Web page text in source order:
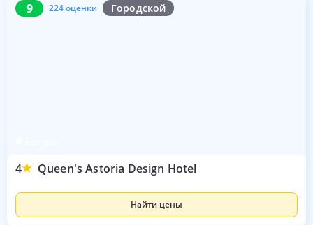
9 224 оценки Городской
4 Queen's Astoria Design Hotel
Найти цены